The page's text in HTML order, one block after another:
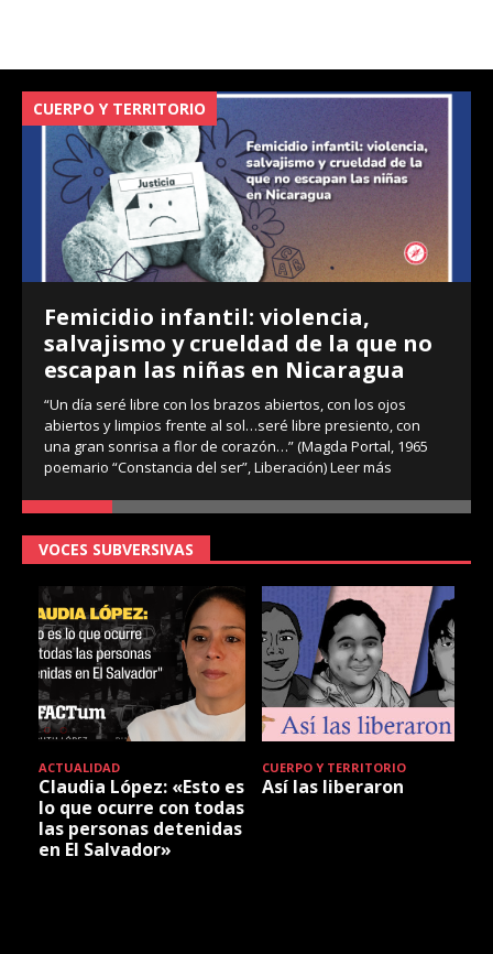
CUERPO Y TERRITORIO
Femicidio infantil: violencia,
salvajismo y crueldad de la que no
escapan las niñas en Nicaragua
“Un día seré libre con los brazos abiertos, con los ojos
abiertos y limpios frente al sol…seré libre presiento, con
una gran sonrisa a flor de corazón…” (Magda Portal, 1965
poemario “Constancia del ser”, Liberación)Leer más
VOCES SUBVERSIVAS
ACTUALIDAD
Claudia López: «Esto es
lo que ocurre con todas
las personas detenidas
en El Salvador»
CUERPO Y TERRITORIO
Así las liberaron